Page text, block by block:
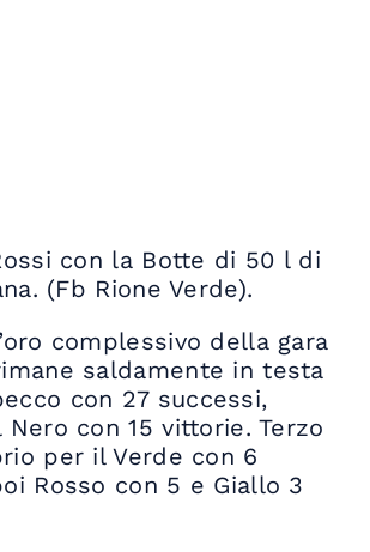
con la Botte di 50 l di
(Fb Rione Verde).
complessivo della gara
saldamente in testa
con 27 successi,
con 15 vittorie. Terzo
per il Verde con 6
Rosso con 5 e Giallo 3